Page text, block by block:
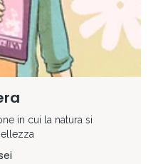
in cui la natura si